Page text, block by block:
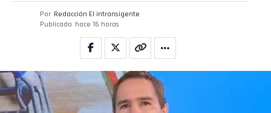
Por Redacción El intransigente
Publicado hace 16 horas